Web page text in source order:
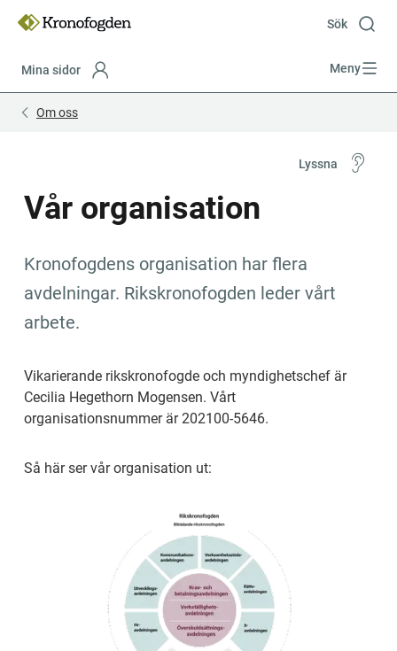
innehåll
Sök
Mina sidor Meny
Om oss
Lyssna
Vår organisation
Kronofogdens organisation har flera
avdelningar. Rikskronofogden leder vårt
arbete.
Vikarierande rikskronofogde och myndighetschef är
Cecilia Hegethorn Mogensen. Vårt
organisationsnummer är 202­100-5646.
Så här ser vår organisation ut:
start
end